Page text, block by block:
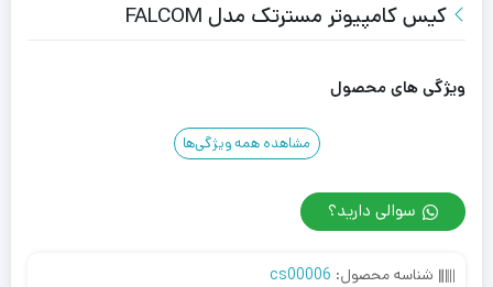
کیس کامپیوتر مسترتک مدل FALCOM
ویژگی های محصول
مشاهده همه ویژگی‌ها
سوالی دارید؟
شناسه محصول: cs00006